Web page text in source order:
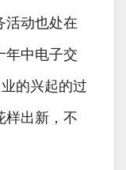
活动也处在
年中电子交
的兴起的过
样出新，不